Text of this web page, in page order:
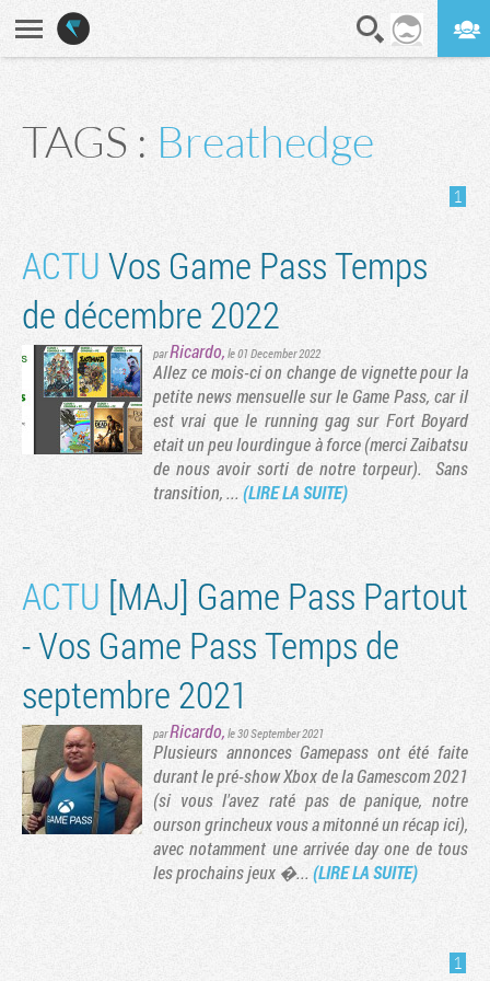
TAGS : Breathedge
1
ACTU Vos Game Pass Temps
de décembre 2022
parRicardo, le 01 December 2022
Allez ce mois-ci on change de vignette pour la
petite news mensuelle sur le Game Pass, car il
est vrai que le running gag sur Fort Boyard
etait un peu lourdingue à force (merci Zaibatsu
de nous avoir sorti de notre torpeur). Sans
transition, ... (LIRE LA SUITE)
ACTU [MAJ] Game Pass Partout
- Vos Game Pass Temps de
septembre 2021
parRicardo, le 30 September 2021
Plusieurs annonces Gamepass ont été faite
durant le pré-show Xbox de la Gamescom 2021
(si vous l'avez raté pas de panique, notre
ourson grincheux vous a mitonné un récap ici),
avec notamment une arrivée day one de tous
les prochains jeux �... (LIRE LA SUITE)
1